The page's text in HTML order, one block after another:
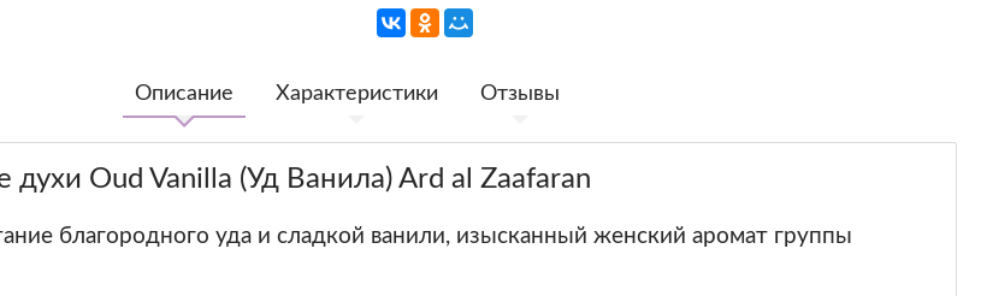
Описание Характеристики Отзывы
Vanilla (Уд Ванила) Ard al Zaafaran
благородного уда и сладкой ванили, изысканный женский аромат группы